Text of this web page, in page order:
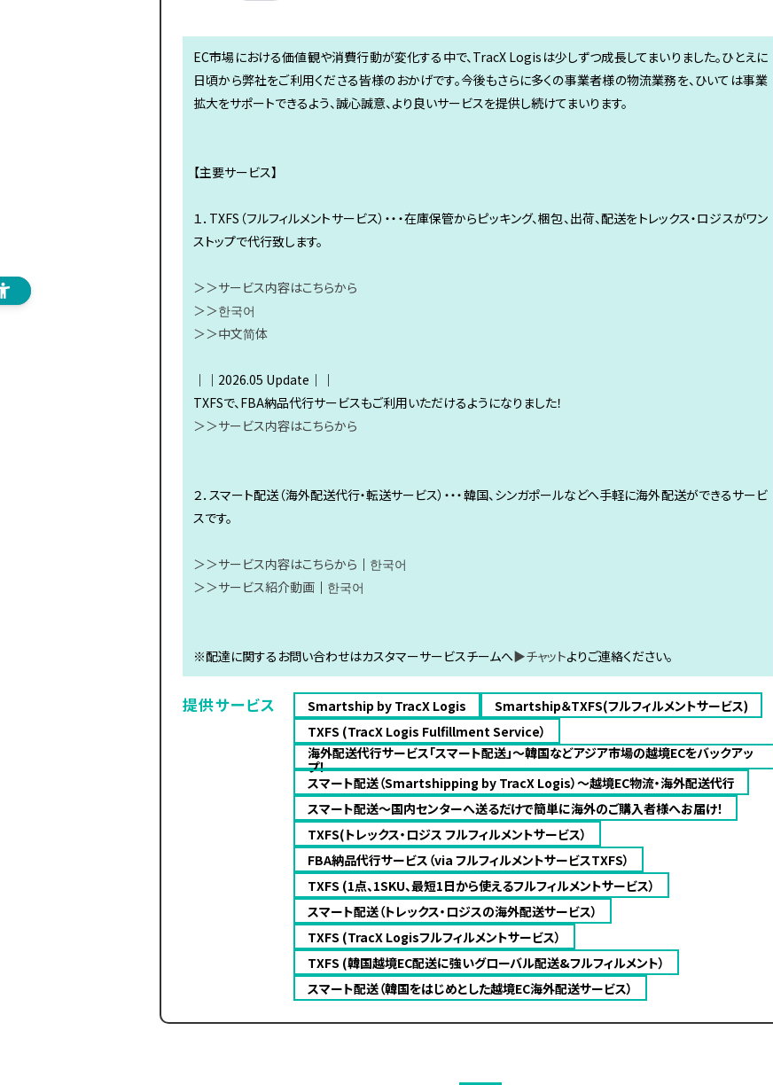
EC市場における価値観や消費行動が変化する中で、TracX Logisは少しずつ成長してまいりました。ひとえに
日頃から弊社をご利用くださる皆様のおかげです。今後もさらに多くの事業者様の物流業務を、ひいては事業
拡大をサポートできるよう、誠心誠意、より良いサービスを提供し続けてまいります。
【主要サービス】
１．TXFS（フルフィルメントサービス）・・・在庫保管からピッキング、梱包、出荷、配送をトレックス・ロジスがワン
ストップで代行致します。
＞＞サービス内容はこちらから
＞＞한국어
＞＞中文简体
｜｜2026.05 Update｜｜
TXFSで、FBA納品代行サービスもご利用いただけるようになりました！
＞＞サービス内容はこちらから
２．スマート配送（海外配送代行・転送サービス）・・・韓国、シンガポールなどへ手軽に海外配送ができるサービ
スです。
＞＞サービス内容はこちらから ｜ 한국어
＞＞サービス紹介動画 ｜ 한국어
※配達に関するお問い合わせはカスタマーサービスチームへ▶チャットよりご連絡ください。
提供サービス Smartship by TracX Logis
Smartship＆TXFS(フルフィルメントサービス)
TXFS (TracX Logis Fulfillment Service）
海外配送代行サービス「スマート配送」〜韓国などアジア市場の越境ECをバックアッ
プ！
スマート配送（Smartshipping by TracX Logis）～越境EC物流・海外配送代行
スマート配送～国内センターへ送るだけで簡単に海外のご購入者様へお届け！
TXFS(トレックス・ロジス フルフィルメントサービス）
FBA納品代行サービス（via フルフィルメントサービスTXFS）
TXFS (1点、1SKU、最短1日から使えるフルフィルメントサービス）
スマート配送（トレックス・ロジスの海外配送サービス）
TXFS (TracX Logisフルフィルメントサービス）
TXFS (韓国越境EC配送に強いグローバル配送&フルフィルメント）
スマート配送（韓国をはじめとした越境EC海外配送サービス）